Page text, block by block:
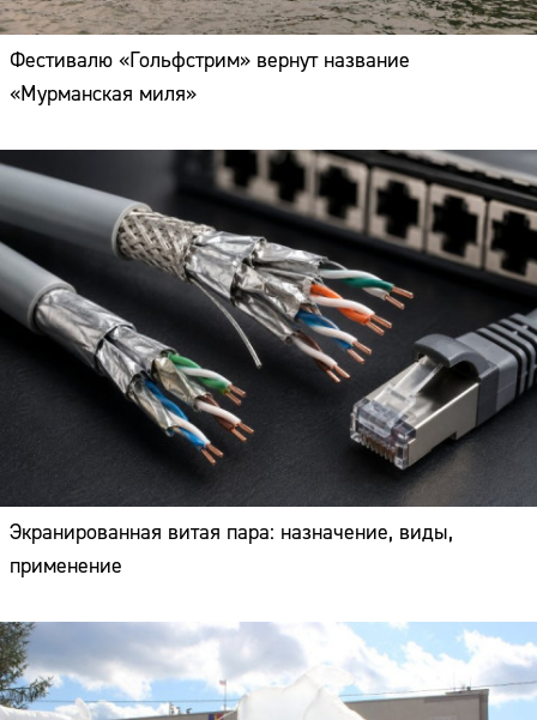
Фестивалю «Гольфстрим» вернут название
«Мурманская миля»
Экранированная витая пара: назначение, виды,
применение